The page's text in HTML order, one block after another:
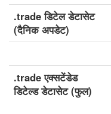
.trade डिटेल डेटासेट
(दैनिक अपडेट)
.trade एक्सटेंडेड
डिटेल्ड डेटासेट (फुल)